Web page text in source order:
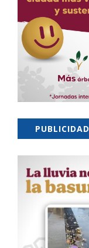
PUBLICIDAD